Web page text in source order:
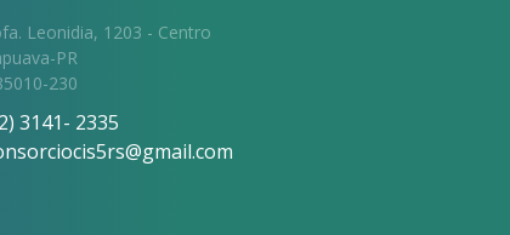
Leonidia, 1203 - Centro
PR
230
3141- 2335